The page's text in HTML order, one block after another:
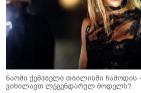
ნაომი ქემპბელი თბილისში ჩამოდის
ვიხილავთ ლეგენდარულ მოდელს?